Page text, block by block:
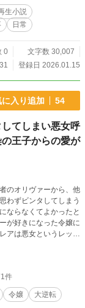
生小説
日常
0
文字数 30,007
登録日 2026.01.15
に入り追加 54
てしまい悪女呼
王子からの愛が
のオリヴァーから、他
わずビンタしてしまう
ならなくてよかったと
が好きになった令嬢に
アは悪女というレッテ
レアは、幼馴染で兄
れたクレアは傷ついた
その女は悪女だから関
ではないと言って守ろ
の貴族ではなく
件
令嬢 大逆転